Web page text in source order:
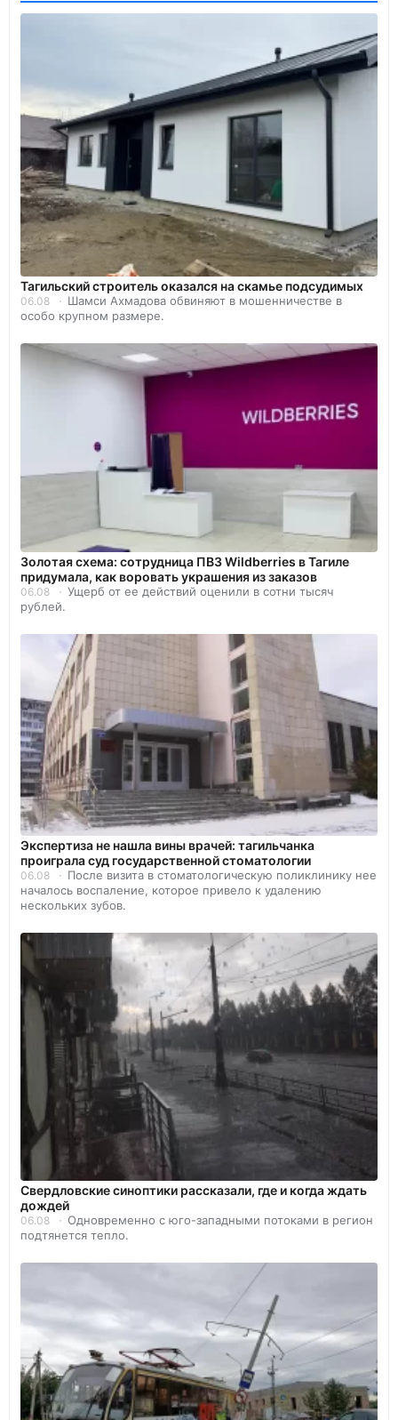
Тагильский строитель оказался на скамье подсудимых
06.08
Шамси Ахмадова обвиняют в мошенничестве в
особо крупном размере.
Золотая схема: сотрудница ПВЗ Wildberries в Тагиле
придумала, как воровать украшения из заказов
06.08
Ущерб от ее действий оценили в сотни тысяч
рублей.
Экспертиза не нашла вины врачей: тагильчанка
проиграла суд государственной стоматологии
06.08
После визита в стоматологическую поликлинику нее
началось воспаление, которое привело к удалению
нескольких зубов.
Свердловские синоптики рассказали, где и когда ждать
дождей
06.08
Одновременно с юго-западными потоками в регион
подтянется тепло.